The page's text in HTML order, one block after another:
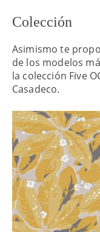
Colección
Asimismo te
de los modelos
la colección Five
Casadeco.